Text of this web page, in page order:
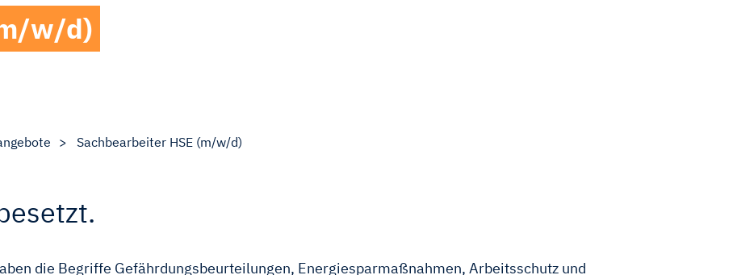
w/d)
Sachbearbeiter HSE (m/w/d)
die Begriffe Gefährdungsbeurteilungen, Energiesparmaßnahmen, Arbeitsschutz und